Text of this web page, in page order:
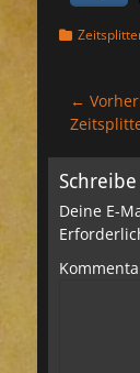
Kategorien
←
Deine E-